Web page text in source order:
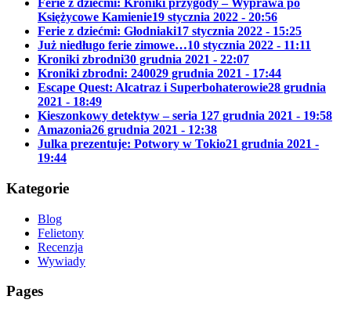
Ferie z dziećmi: Kroniki przygody – Wyprawa po
Księżycowe Kamienie19 stycznia 2022 - 20:56
Ferie z dziećmi: Głodniaki17 stycznia 2022 - 15:25
Już niedługo ferie zimowe…10 stycznia 2022 - 11:11
Kroniki zbrodni30 grudnia 2021 - 22:07
Kroniki zbrodni: 240029 grudnia 2021 - 17:44
Escape Quest: Alcatraz i Superbohaterowie28 grudnia
2021 - 18:49
Kieszonkowy detektyw – seria 127 grudnia 2021 - 19:58
Amazonia26 grudnia 2021 - 12:38
Julka prezentuje: Potwory w Tokio21 grudnia 2021 -
19:44
Kategorie
Blog
Felietony
Recenzja
Wywiady
Pages